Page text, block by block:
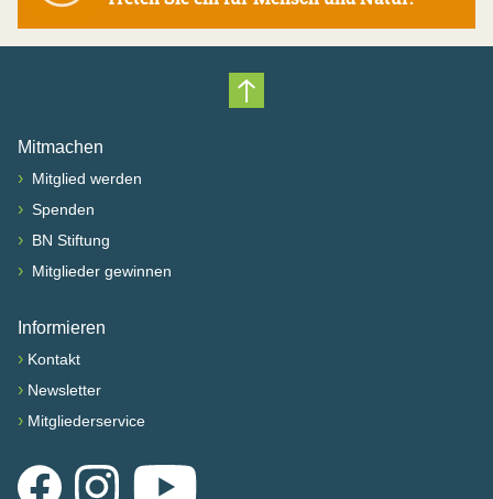
Nach oben scrollen
Mitmachen
› Mitglied werden
› Spenden
› BN Stiftung
› Mitglieder gewinnen
Informieren
› Kontakt
› Newsletter
› Mitgliederservice
FacebookInstagramYouTube